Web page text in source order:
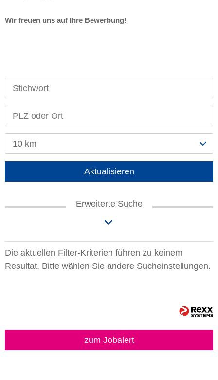
Wir freuen uns auf Ihre Bewerbung!
10 km
Aktualisieren
Erweiterte Suche
Die aktuellen Filter-Kriterien führen zu keinem
Resultat. Bitte wählen Sie andere Sucheinstellungen.
zum Jobalert